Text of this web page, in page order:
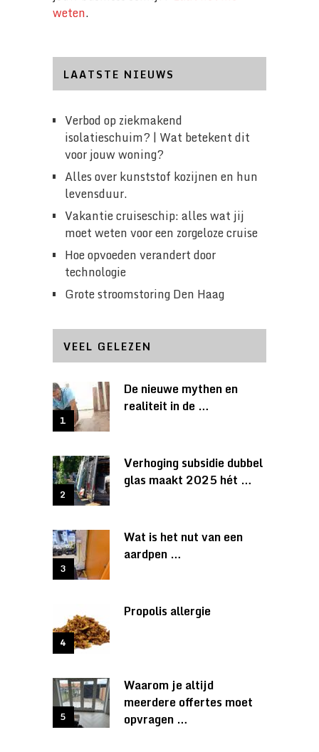
weten.
LAATSTE NIEUWS
Verbod op ziekmakend
isolatieschuim? | Wat betekent dit
voor jouw woning?
Alles over kunststof kozijnen en hun
levensduur.
Vakantie cruiseschip: alles wat jij
moet weten voor een zorgeloze cruise
Hoe opvoeden verandert door
technologie
Grote stroomstoring Den Haag
VEEL GELEZEN
De nieuwe mythen en
realiteit in de …
Verhoging subsidie dubbel
glas maakt 2025 hét …
Wat is het nut van een
aardpen …
Propolis allergie
Waarom je altijd
meerdere offertes moet
opvragen …